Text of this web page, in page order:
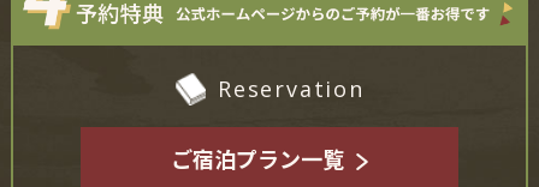
Reservation
ご宿泊プラン一覧